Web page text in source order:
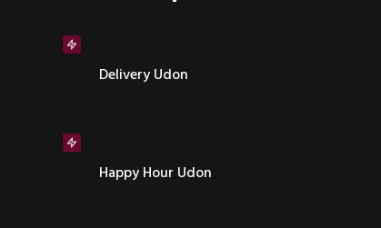
Delivery Udon
Happy Hour Udon